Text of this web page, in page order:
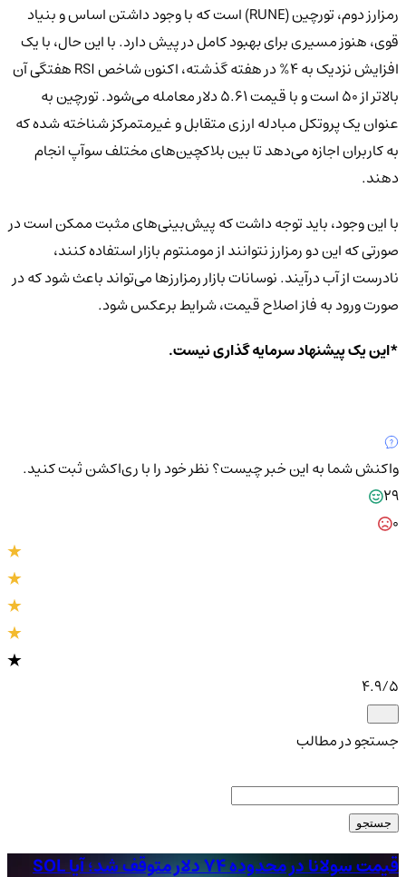
رمزارز دوم، تورچین (RUNE) است که با وجود داشتن اساس و بنیاد
قوی، هنوز مسیری برای بهبود کامل در پیش دارد. با این حال، با یک
افزایش نزدیک به ۴% در هفته گذشته، اکنون شاخص RSI هفتگی آن
بالاتر از ۵۰ است و با قیمت ۵.۶۱ دلار معامله می‌شود. تورچین به
عنوان یک پروتکل مبادله ارزی متقابل و غیرمتمرکز شناخته شده که
به کاربران اجازه می‌دهد تا بین بلاکچین‌های مختلف سوآپ انجام
دهند.
با این وجود، باید توجه داشت که پیش‌بینی‌های مثبت ممکن است در
صورتی که این دو رمزارز نتوانند از مومنتوم بازار استفاده کنند،
نادرست از آب درآیند. نوسانات بازار رمزارزها می‌تواند باعث شود که در
صورت ورود به فاز اصلاح قیمت، شرایط برعکس شود.
*این یک پیشنهاد سرمایه گذاری نیست.
واکنش شما به این خبر چیست؟نظر خود را با ری‌اکشن ثبت کنید.
29
4.9/5
جستجو در مطالب
جستجو
قیمت سولانا در محدوده ۷۴ دلار متوقف شد؛ آیا SOL